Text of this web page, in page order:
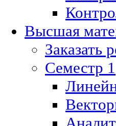
Высшая
Заказать
Семестр 1